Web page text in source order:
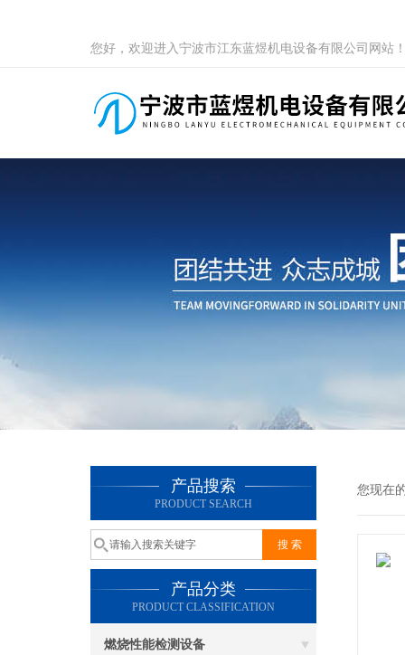
您好，欢迎进入宁波市江东蓝煜机电设备有限公司网站
产品搜索
PRODUCT SEARCH
产品分类
PRODUCT CLASSIFICATION
燃烧性能检测设备
您现在